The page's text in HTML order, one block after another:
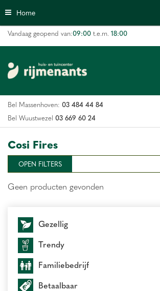
n
n
n
Home
Vandaag geopend van:09:00 t.e.m. 18:00
Bel Massenhoven: 03 484 44 84
Bel Wuustwezel 03 669 60 24
Cosi Fires
OPEN FILTERS
Geen producten gevonden
Gezellig
Trendy
Familiebedrijf
Betaalbaar